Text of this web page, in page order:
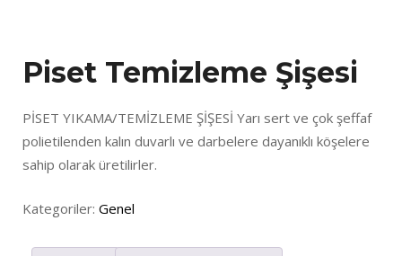
Piset Temizleme Şişesi
PİSET YIKAMA/TEMİZLEME ŞİŞESİ Yarı sert ve çok şeffaf
polietilenden kalın duvarlı ve darbelere dayanıklı köşelere
sahip olarak üretilirler.
Kategoriler: Genel